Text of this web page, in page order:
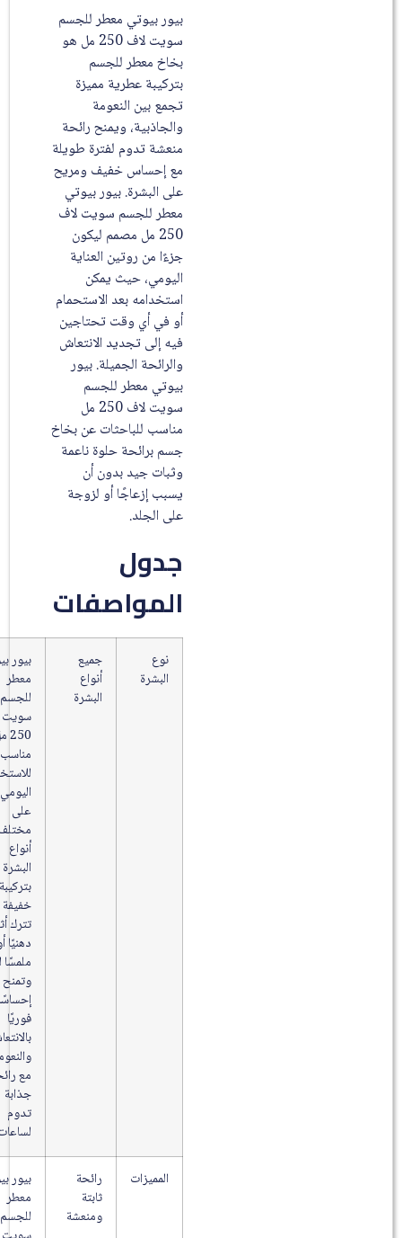
بيور بيوتي معطر للجسم
سويت لاف 250 مل هو
بخاخ معطر للجسم
بتركيبة عطرية مميزة
تجمع بين النعومة
والجاذبية، ويمنح رائحة
منعشة تدوم لفترة طويلة
مع إحساس خفيف ومريح
على البشرة. بيور بيوتي
معطر للجسم سويت لاف
250 مل مصمم ليكون
جزءًا من روتين العناية
اليومي، حيث يمكن
استخدامه بعد الاستحمام
أو في أي وقت تحتاجين
فيه إلى تجديد الانتعاش
والرائحة الجميلة. بيور
بيوتي معطر للجسم
سويت لاف 250 مل
مناسب للباحثات عن بخاخ
جسم برائحة حلوة ناعمة
وثبات جيد بدون أن
يسبب إزعاجًا أو لزوجة
على الجلد.
جدول
المواصفات
بيور بيوتي
سويت لاف
250 مل
للاستخدام
خفيفة لا
تترك أثرًا
دهنيًا أو
ملمسًا لزجًا
بالانتعاش
والنعومة
مع رائحة
لساعات.
المميزات
رائحة
ومنعشة
بيور بيوتي